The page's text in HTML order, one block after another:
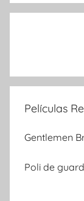
entradas
Películas
Gentlemen
Poli de